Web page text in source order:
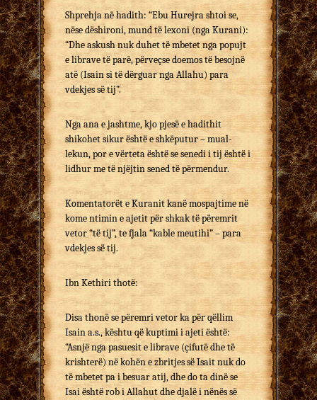
Shprehja në hadith: “Ebu Hurejra shtoi se,
nëse dëshironi, mund të lexoni (nga Kurani):
“Dhe askush nuk duhet të mbetet nga popujt
e librave të parë, përveçse doemos të besojnë
atë (Isain si të dërguar nga Allahu) para
vdekjes së tij”.
Nga ana e jashtme, kjo pjesë e hadithit
shikohet sikur është e shkëputur – mual-
lekun, por e vërteta është se senedi i tij është i
lidhur me të njëjtin sened të përmendur.
Komentatorët e Kuranit kanë mospajtime në
kome ntimin e ajetit për shkak të përemrit
vetor “të tij”, te fjala “kable meutihi” – para
vdekjes së tij.
Ibn Kethiri thotë:
Disa thonë se përemri vetor ka për qëllim
Isain a.s., kështu që kuptimi i ajeti është:
“Asnjë nga pasuesit e librave (çifutë dhe të
krishterë) në kohën e zbritjes së Isait nuk do
të mbetet pa i besuar atij, dhe do ta dinë se
Isai është rob i Allahut dhe djalë i nënës së